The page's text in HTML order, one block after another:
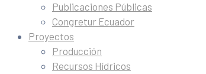
Publicaciones Públicas
Congretur Ecuador
Proyectos
Producción
Recursos Hídricos